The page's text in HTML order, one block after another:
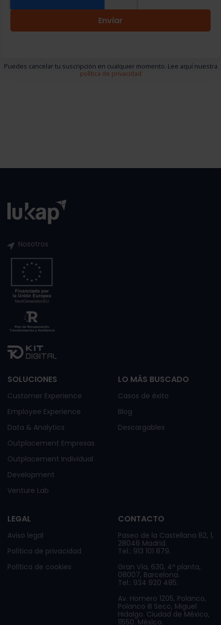
Puedes cancelar tu suscripción en cualquier momento. Lee aquí nuestra
política de privacidad
Nosotros
SOLUCIONES
Customer Experience
Employee Experience
Data & Analytics
Outplacement Empresas
Outplacement Individual
Development
Venture Lab
LO MÁS BUSCADO
Casos de éxito
Blog
Descargables
LEGAL
Aviso legal
Política de privacidad
Política de cookies
CONTACTO
Paseo de la Castellana 82, 1,
28046 Madrid.
Tel.: 913 101 879.
Gran Vía, 630, 4º planta,
08007, Barcelona.
Tel.: 934 920 485.
Av. Homero 1205, Polanco,
Polanco III Secc, Miguel
Hidalgo. Ciudad de México,
11550. México.